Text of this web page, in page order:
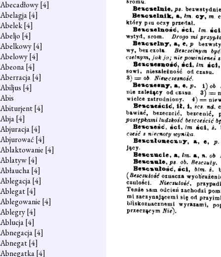
Abecadłowy[4]
Abelagja[4]
Abelek[4]
Abeljo [4]
Abelkowy[4]
Abelowy[4]
Abeona[4]
Aberracja[4]
Abiljus [4]
Abis
Abiturjent[4]
Abja[4]
Abjuracja[4]
Abjurować [4]
Ablaktowanie [4]
Ablatyw[4]
Abłaucha[4]
Ablegacja[4]
Ablegat[4]
Ablegowanie [4]
Ablegry[4]
Ablucja[4]
Abnegacja[4]
Abnegat[4]
Abnegatka[4]